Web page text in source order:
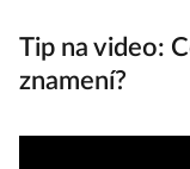
Tip na video:
znamení?